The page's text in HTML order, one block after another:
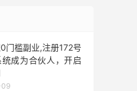
门槛副业,注册172号
成为合伙人，开启